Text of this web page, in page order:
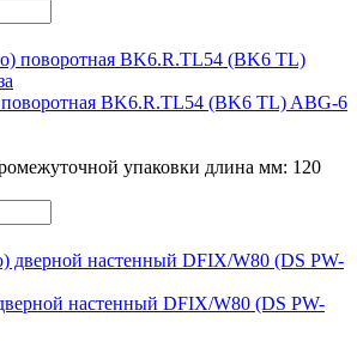
BK6.R.TL54 (BK6 TL) ABG-6
упаковки длина мм: 120
настенный DFIX/W80 (DS PW-